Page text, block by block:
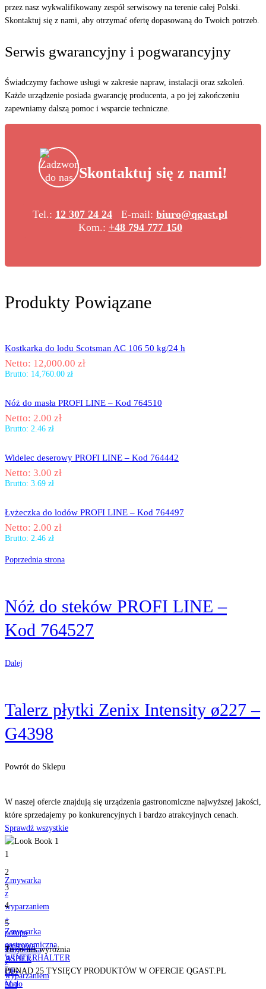
przez nasz wykwalifikowany zespół serwisowy na terenie całej Polski.
Skontaktuj się z nami, aby otrzymać ofertę dopasowaną do Twoich potrzeb.
Serwis gwarancyjny i pogwarancyjny
Świadczymy fachowe usługi w zakresie napraw, instalacji oraz szkoleń.
Każde urządzenie posiada gwarancję producenta, a po jej zakończeniu
zapewniamy dalszą pomoc i wsparcie techniczne.
Skontaktuj się z nami!
Tel.: 12 307 24 24 E-mail: biuro@qgast.pl
Kom.: +48 794 777 150
Produkty Powiązane
Kostkarka do lodu Scotsman AC 106 50 kg/24 h
Netto: 12,000.00 zł
Brutto: 14,760.00 zł
Nóż do masła PROFI LINE – Kod 764510
Netto: 2.00 zł
Brutto: 2.46 zł
Widelec deserowy PROFI LINE – Kod 764442
Netto: 3.00 zł
Brutto: 3.69 zł
Łyżeczka do lodów PROFI LINE – Kod 764497
Netto: 2.00 zł
Brutto: 2.46 zł
Poprzednia strona
Nóż do steków PROFI LINE –
Kod 764527
Dalej
Talerz płytki Zenix Intensity ø227 –
G4398
Powrót do Sklepu
Odkryj
W naszej ofercie znajdują się urządzenia gastronomiczne najwyższej jakości,
które sprzedajemy po konkurencyjnych i bardzo atrakcyjnych cenach.
Sprawdź wszystkie
1
Zmywarka
z
wyparzaniem
+
pompa
spustowa
ASBER
GE-
500
2
3
4
Zmywarka
gastronomiczna
WINTERHALTER
UF-
M do
5
Zmywarka
z
wyparzaniem
To co naswyróżnia
PONAD 25 TYSIĘCY PRODUKTÓW W OFERCIE QGAST.PL